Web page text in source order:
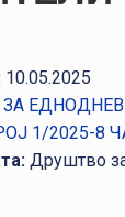
10.05.2025
1/2025-8
Друштво